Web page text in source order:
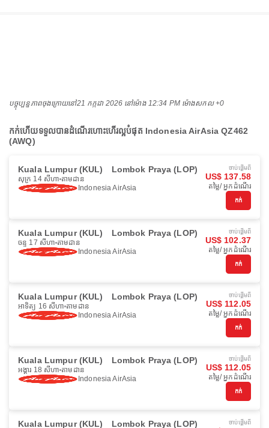
បច្ចុប្បន្នភាពចុងក្រោយនៅ21 កក្កដា 2026 នៅ​ម៉ោង 12:34 PM ម៉ោង​សកល +0
កក់ហើយទទួលបានដំណើរហោះហើរល្អបំផុត Indonesia AirAsia QZ462
(AWQ)
Kuala Lumpur (KUL) Lombok Praya (LOP)
សុក្រ 14 សីហា តាមដាន
Indonesia AirAsia
ចាប់ផ្ដើមពី
US$ 137.58
តម្លៃ/ អ្នកដំណើរ
កក់
Kuala Lumpur (KUL) Lombok Praya (LOP)
ចន្ទ 17 សីហា តាមដាន
Indonesia AirAsia
ចាប់ផ្ដើមពី
US$ 102.37
តម្លៃ/ អ្នកដំណើរ
កក់
Kuala Lumpur (KUL) Lombok Praya (LOP)
អាទិត្យ 16 សីហា តាមដាន
Indonesia AirAsia
ចាប់ផ្ដើមពី
US$ 112.05
តម្លៃ/ អ្នកដំណើរ
កក់
Kuala Lumpur (KUL) Lombok Praya (LOP)
អង្គារ 18 សីហា តាមដាន
Indonesia AirAsia
ចាប់ផ្ដើមពី
US$ 112.05
តម្លៃ/ អ្នកដំណើរ
កក់
Kuala Lumpur (KUL) Lombok Praya (LOP) ចាប់ផ្ដើមពី